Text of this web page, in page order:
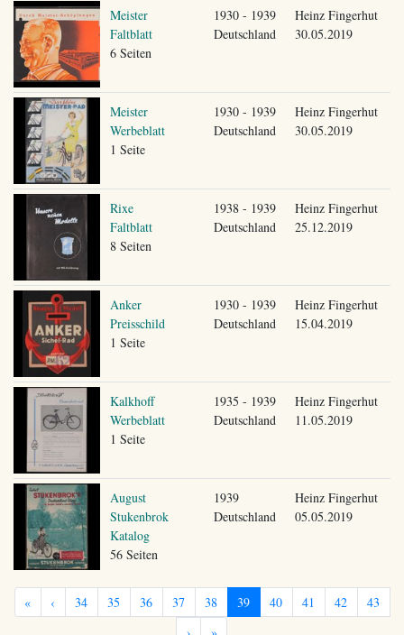
Meister
Faltblatt
6 Seiten
1930 - 1939
Deutschland
Heinz Fingerhut
30.05.2019
Meister
Werbeblatt
1 Seite
1930 - 1939
Deutschland
Heinz Fingerhut
30.05.2019
Rixe
Faltblatt
8 Seiten
1938 - 1939
Deutschland
Heinz Fingerhut
25.12.2019
Anker
Preisschild
1 Seite
1930 - 1939
Deutschland
Heinz Fingerhut
15.04.2019
Kalkhoff
Werbeblatt
1 Seite
1935 - 1939
Deutschland
Heinz Fingerhut
11.05.2019
August
Stukenbrok
Katalog
56 Seiten
1939
Deutschland
Heinz Fingerhut
05.05.2019
« ‹ 34 35 36 37 38 39 40 41 42
43
›
»